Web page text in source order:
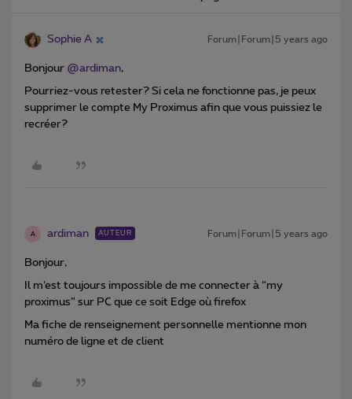
Sophie A Forum|Forum|5 years ago
Bonjour @ardiman,
Pourriez-vous retester? Si cela ne fonctionne pas, je peux
supprimer le compte My Proximus afin que vous puissiez le
recréer?
A ardiman AUTEUR Forum|Forum|5 years ago
Bonjour,
Il m’est toujours impossible de me connecter à “my
proximus” sur PC que ce soit Edge où firefox
Ma fiche de renseignement personnelle mentionne mon
numéro de ligne et de client